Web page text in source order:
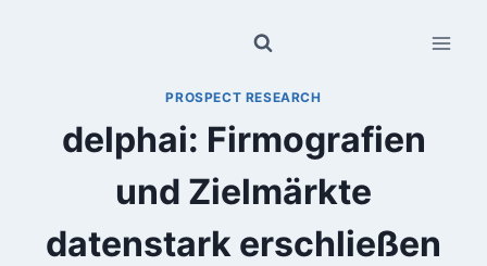
PROSPECT RESEARCH
delphai: Firmografien
und Zielmärkte
datenstark erschließen